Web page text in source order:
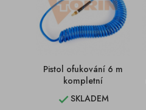
Pistol ofukování 6 m
kompletní
SKLADEM